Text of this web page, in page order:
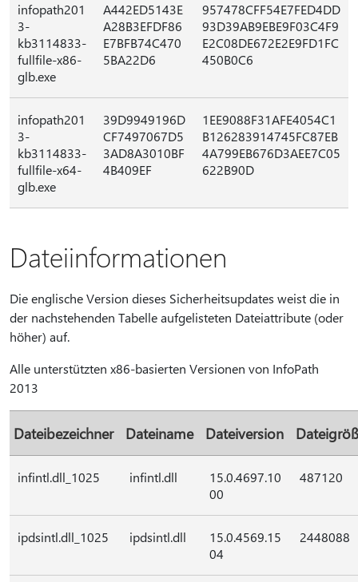
infopath201
3-
kb3114833-
fullfile-x86-
glb.exe
A442ED5143E
A28B3EFDF86
E7BFB74C470
5BA22D6
957478CFF54E7FED4DD
93D39AB9EBE9F03C4F9
E2C08DE672E2E9FD1FC
450B0C6
infopath201
3-
kb3114833-
fullfile-x64-
glb.exe
39D9949196D
CF7497067D5
3AD8A3010BF
4B409EF
1EE9088F31AFE4054C1
B126283914745FC87EB
4A799EB676D3AEE7C05
622B90D
Dateiinformationen
Die englische Version dieses Sicherheitsupdates weist die in
der nachstehenden Tabelle aufgelisteten Dateiattribute (oder
höher) auf.
Alle unterstützten x86-basierten Versionen von InfoPath
2013
Dateibezeichner Dateiname Dateiversion
infintl.dll_1025 infintl.dll
15.0.4697.10
00
487120
ipdsintl.dll_1025 ipdsintl.dll
15.0.4569.15
04
2448088